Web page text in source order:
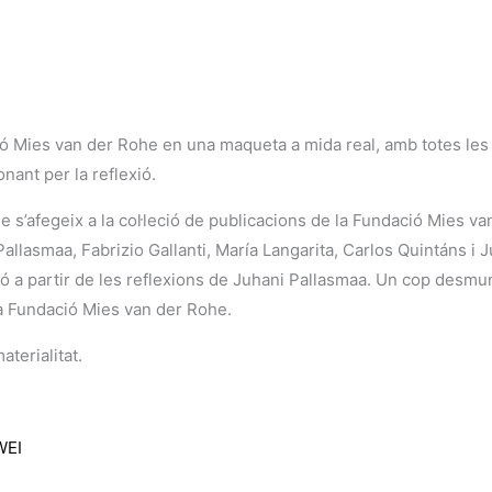
van der Rohe en una maqueta a mida real, amb totes
per la reflexió.
a la col·leció de publicacions de la Fundació Mies
Fabrizio Gallanti, María Langarita, Carlos Quintáns i
partir de les reflexions de Juhani Pallasmaa. Un cop
Fundació Mies van der Rohe.